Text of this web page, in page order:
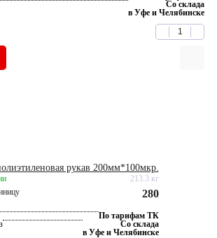
Со склада
в Уфе и Челябинске
рукав 200мм*100мкр.
213.3 кг
280
По тарифам ТК
Со склада
в Уфе и Челябинске